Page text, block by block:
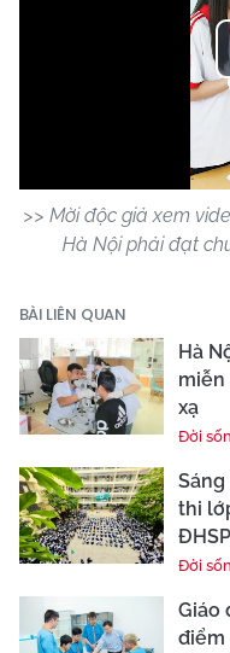
>> Mời độc giả xem
Hà Nội phải đạt
BÀI LIÊN QUAN
Hà
miễn
xạ
Đời
thi
Đời
Giáo
điểm